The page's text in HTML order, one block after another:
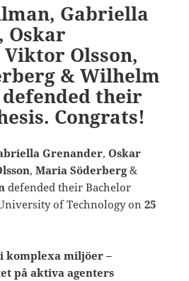
Gabriella
Oskar
Olsson,
& Wilhelm
their
Congrats!
Grenander,Oskar
,Maria Söderberg&
defended their Bachelor
of Technology on25
komplexa miljöer –
på aktiva agenters